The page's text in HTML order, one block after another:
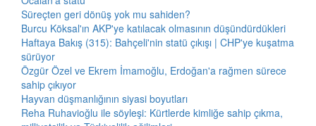
Süreçten geri dönüş yok mu sahiden?
Burcu Köksal'ın AKP'ye katılacak olmasının düşündürdükleri
Haftaya Bakış (315): Bahçeli'nin statü çıkışı | CHP'ye kuşatma
sürüyor
Özgür Özel ve Ekrem İmamoğlu, Erdoğan'a rağmen sürece
sahip çıkıyor
Hayvan düşmanlığının siyasi boyutları
Reha Ruhavioğlu ile söyleşi: Kürtlerde kimliğe sahip çıkma,